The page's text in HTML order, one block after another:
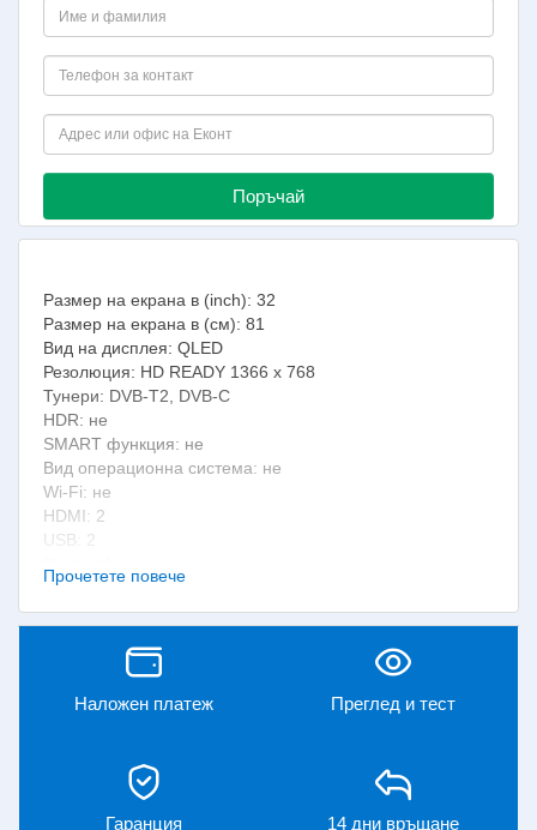
Поръчай
Размер на екрана в (inch): 32
Размер на екрана в (см): 81
Вид на дисплея: QLED
Резолюция: HD READY 1366 x 768
Тунери: DVB-T2, DVB-C
HDR: не
SMART функция: не
Вид операционна система: не
Wi-Fi: не
HDMI: 2
USB: 2
VESA съвместимост: 10 x 10
Цвят: черен
Модел: QLED32N215T2
Гаранция: 36месеца
Вграден мултимедиен плеър: да
Размери без стойка (В x Ш x Д см): 43 x 71.3 x 6.3
Размери със стойка (В x Ш x Д см): 46.9 x 71.3 x 20
Прочетете повече
Наложен платеж Преглед и тест
Гаранция 14 дни връщане